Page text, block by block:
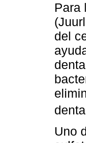
Para
del
Uno